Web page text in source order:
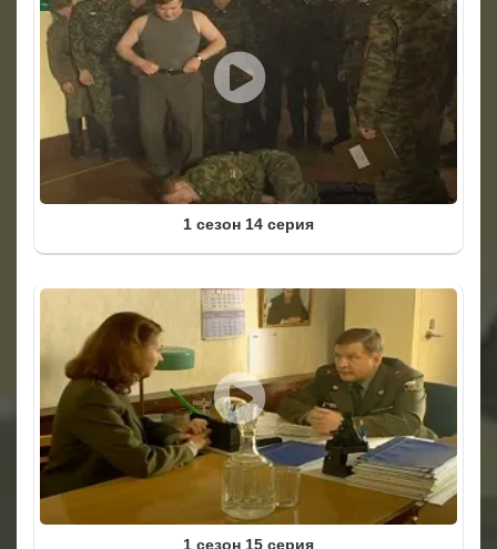
1 сезон 14 серия
1 сезон 15 серия